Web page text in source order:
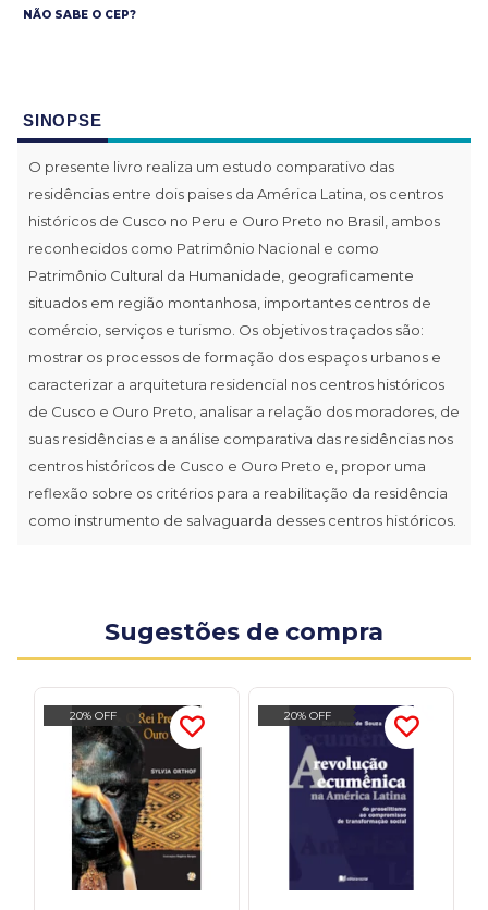
NÃO SABE O CEP?
SINOPSE
O presente livro realiza um estudo comparativo das
residências entre dois paises da América Latina, os centros
históricos de Cusco no Peru e Ouro Preto no Brasil, ambos
reconhecidos como Patrimônio Nacional e como
Patrimônio Cultural da Humanidade, geograficamente
situados em região montanhosa, importantes centros de
comércio, serviços e turismo. Os objetivos traçados são:
mostrar os processos de formação dos espaços urbanos e
caracterizar a arquitetura residencial nos centros históricos
de Cusco e Ouro Preto, analisar a relação dos moradores, de
suas residências e a análise comparativa das residências nos
centros históricos de Cusco e Ouro Preto e, propor uma
reflexão sobre os critérios para a reabilitação da residência
como instrumento de salvaguarda desses centros históricos.
Sugestões de compra
20% OFF 20% OFF